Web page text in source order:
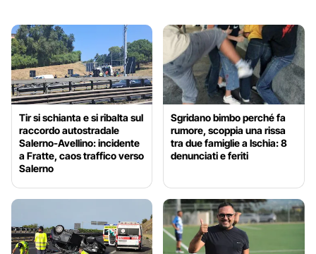
Tir si schianta e si ribalta sul
raccordo autostradale
Salerno-Avellino: incidente
a Fratte, caos traffico verso
Salerno
Sgridano bimbo perché fa
rumore, scoppia una rissa
tra due famiglie a Ischia: 8
denunciati e feriti